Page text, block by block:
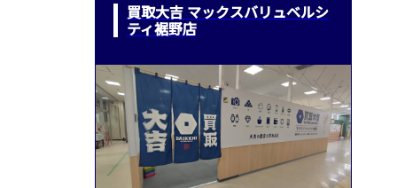
買取大吉 マックスバリュベルシ
ティ裾野店